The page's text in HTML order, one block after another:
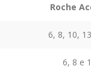
Roche
6, 8, 10,
6, 8 e